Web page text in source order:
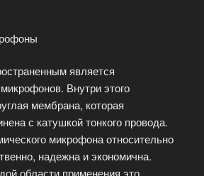
является
Внутри этого
мембрана, которая
с катушкой тонкого провода.
микрофона относительно
надежна и экономична.
области применения это